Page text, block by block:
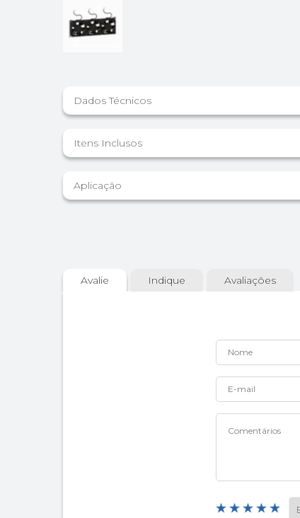
Dados Técnicos
Itens Inclusos
Aplicação
Avalie Indique Avaliações